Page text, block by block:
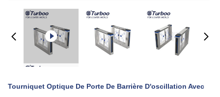
Tourniquet Optique De Porte De Barrière D'oscillation Avec